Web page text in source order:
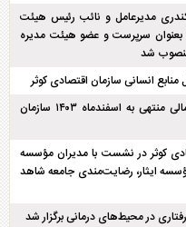
مدیرعامل و نائب رئیس هیئت
بعنوان سرپرست و عضو هیئت مدیره
شد
انسانی سازمان اقتصادی کوثر
مجمع عمومی عادی بطور فوق‌العاده سال مالی منتهی به اسفند‌ماه ۱۴۰۳ سازمان
کوثر در نشست با مدیران مؤسسه
ایثار، رضایت‌مندی جامعه شاهد
در محیط‌های درمانی برگزار شد